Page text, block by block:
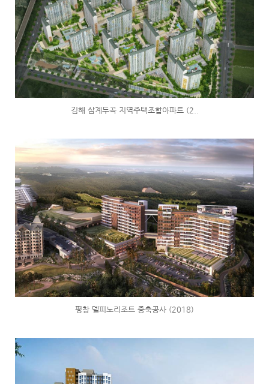
김해 삼계두곡 지역주택조합아파트 (2..
평창 델피노리조트 증축공사 (2018)